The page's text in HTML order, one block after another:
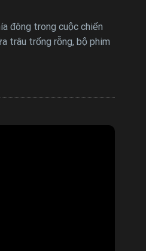
đông trong cuộc chiến
trâu trống rỗng, bộ phim